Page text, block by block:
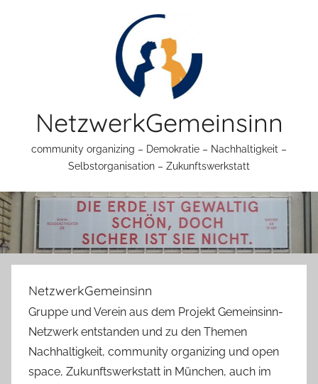
NetzwerkGemeinsinn
community organizing – Demokratie – Nachhaltigkeit –
Selbstorganisation – Zukunftswerkstatt
NetzwerkGemeinsinn
Gruppe und Verein aus dem Projekt Gemeinsinn-
Netzwerk entstanden und zu den Themen
Nachhaltigkeit, community organizing und open
space, Zukunftswerkstatt in München, auch im